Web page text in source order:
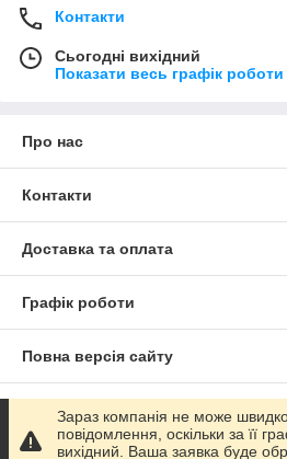
Контакти
Сьогодні вихідний
Показати весь графік роботи
Про нас
Контакти
Доставка та оплата
Графік роботи
Повна версія сайту
Сайт створено на маркетплейсі
Зараз компанія не може
повідомлення, оскільки за її
вихідний. Ваша заявка буде